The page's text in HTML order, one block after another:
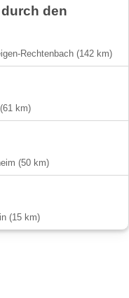
den
Rechtenbach (142 km)
km)
(50 km)
(15 km)